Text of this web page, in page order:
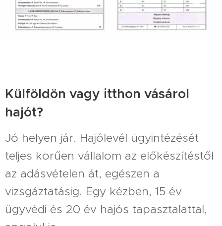
Külföldön vagy itthon vásárol
hajót?
Jó helyen jár. Hajólevél ügyintézését
teljes körűen vállalom az előkészítéstől
az adásvételen át, egészen a
vizsgáztatásig. Egy kézben, 15 év
ügyvédi és 20 év hajós tapasztalattal,